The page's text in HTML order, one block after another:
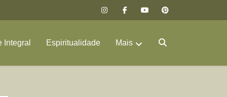
Integral Espiritualidade Mais